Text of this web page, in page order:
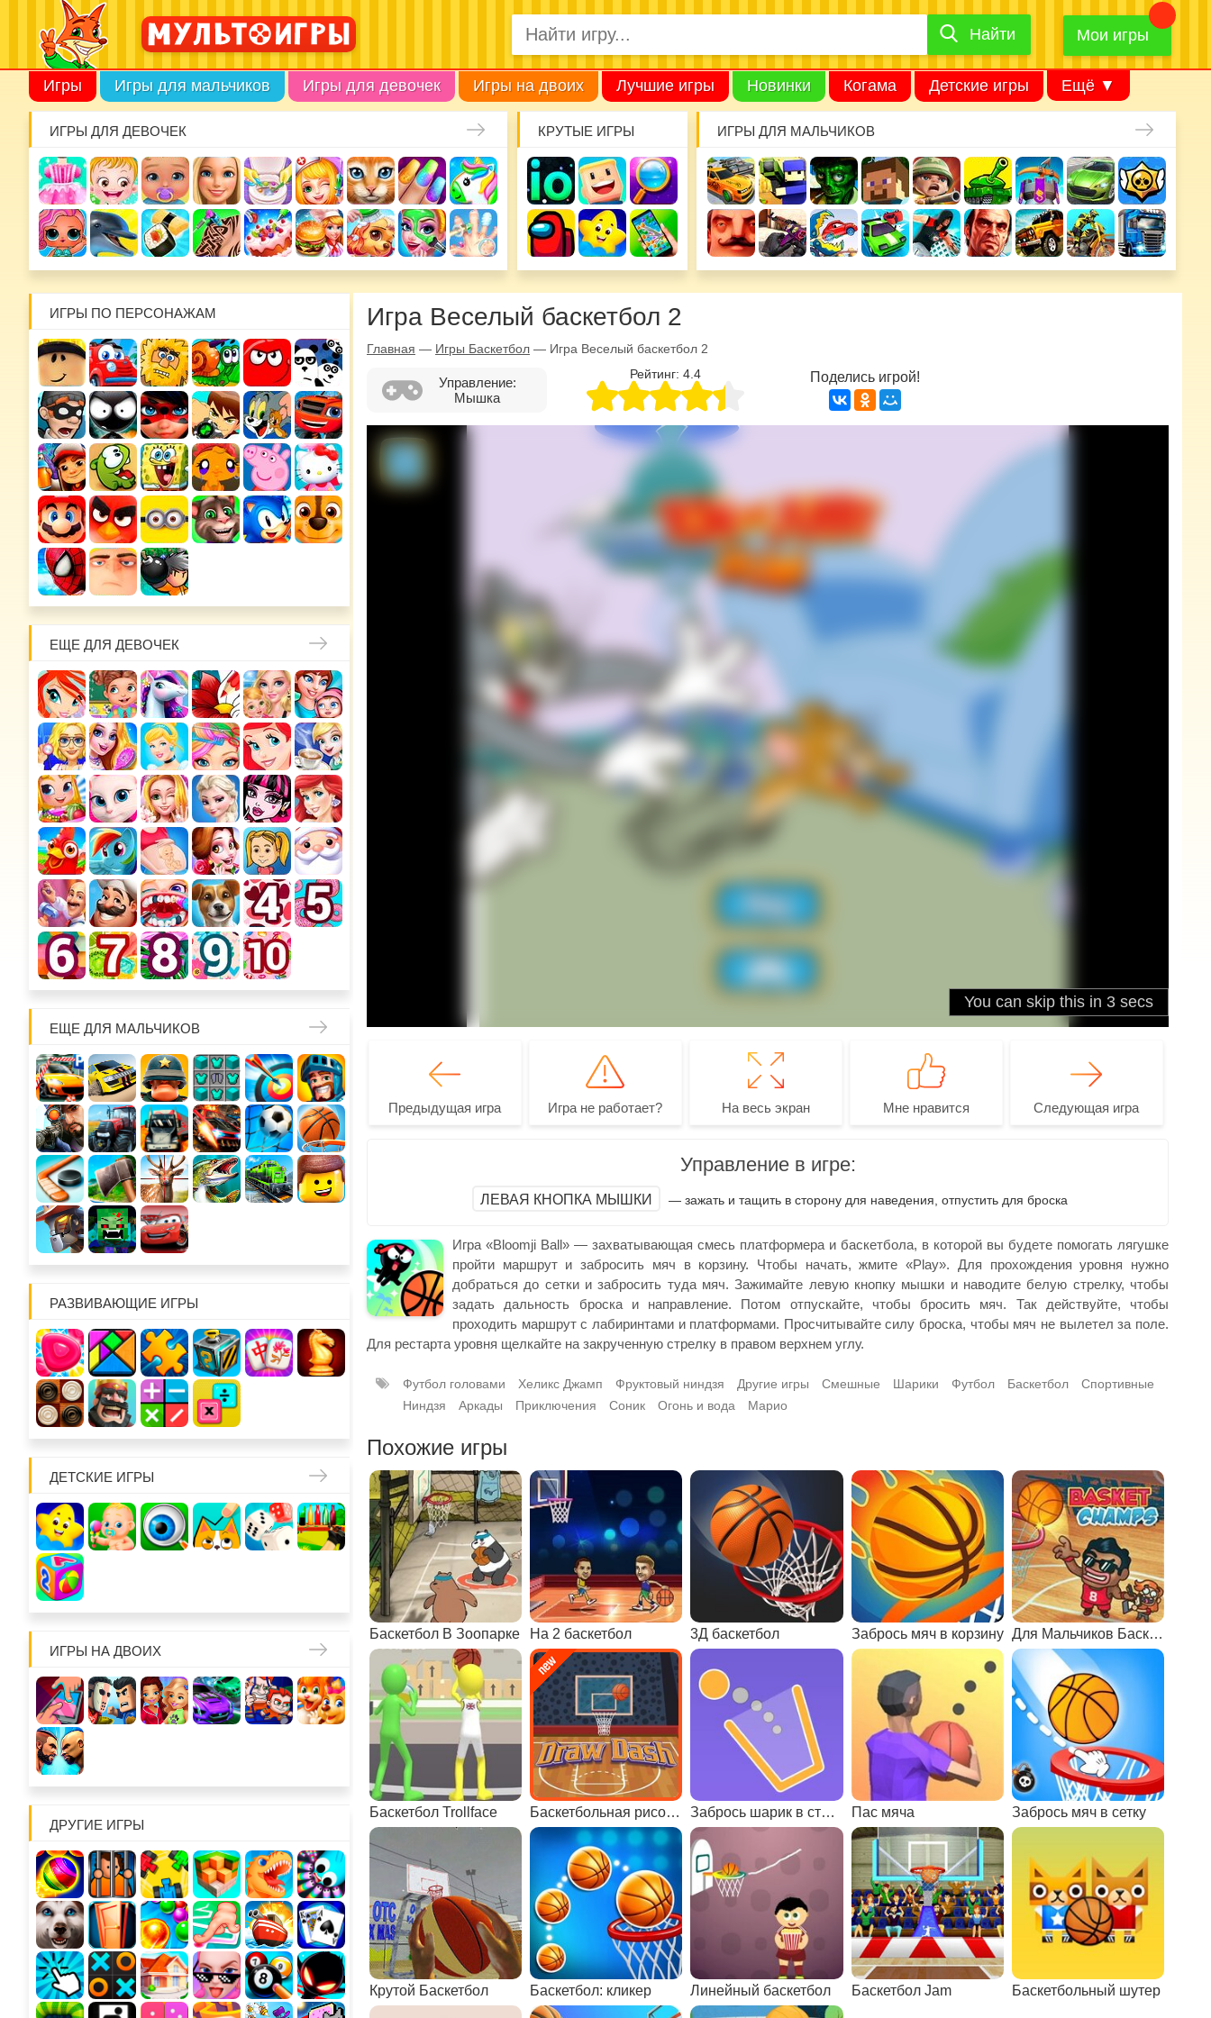
Найти
Найти Мои игры
Игры Игры для мальчиков Игры для девочек Игры на двоих Лучшие игры Новинки Когама Детские игры Ещё ▼
ИГРЫ ДЛЯ ДЕВОЧЕК КРУТЫЕ ИГРЫ ИГРЫ ДЛЯ МАЛЬЧИКОВ
ИГРЫ ПО ПЕРСОНАЖАМ
ЕЩЕ ДЛЯ ДЕВОЧЕК
ЕЩЕ ДЛЯ МАЛЬЧИКОВ
РАЗВИВАЮЩИЕ ИГРЫ
ДЕТСКИЕ ИГРЫ
ИГРЫ НА ДВОИХ
ДРУГИЕ ИГРЫ
Игра Веселый баскетбол 2
Главная — Игры Баскетбол — Игра Веселый баскетбол 2
Управление:
Мышка
Рейтинг: 4.4 Поделись игрой!
Предыдущая игра Игра не работает? На весь экран Мне нравится Следующая игра
Управление в игре:
ЛЕВАЯ КНОПКА МЫШКИ — зажать и тащить в сторону для наведения, отпустить для броска
Игра «Bloomji Ball» — захватывающая смесь платформера и баскетбола, в которой вы будете помогать лягушке
пройти маршрут и забросить мяч в корзину. Чтобы начать, жмите «Play». Для прохождения уровня нужно
добраться до сетки и забросить туда мяч. Зажимайте левую кнопку мышки и наводите белую стрелку, чтобы
задать дальность броска и направление. Потом отпускайте, чтобы бросить мяч. Так действуйте, чтобы
проходить маршрут с лабиринтами и платформами. Просчитывайте силу броска, чтобы мяч не вылетел за поле.
Для рестарта уровня щелкайте на закрученную стрелку в правом верхнем углу.
Футбол головами Хеликс Джамп Фруктовый ниндзя Другие игры Смешные Шарики Футбол Баскетбол
Спортивные
Ниндзя
Аркады Приключения Соник Огонь и вода Марио
Похожие игры
Баскетбол В Зоопарке На 2 баскетбол 3Д баскетбол Забрось мяч в корзину Для Мальчиков Баскетбол
Баскетбол Trollface Баскетбольная рисовалка Забрось шарик в стаканчик Пас мяча Забрось мяч в сетку
Крутой Баскетбол Баскетбол: кликер Линейный баскетбол Баскетбол Jam Баскетбольный шутер